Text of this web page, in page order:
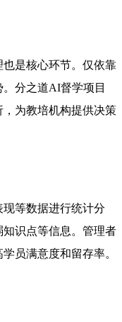
是核心环节。仅依靠
分之道AI督学项目
为教培机构提供决策
等数据进行统计分
识点等信息。管理者
员满意度和留存率。